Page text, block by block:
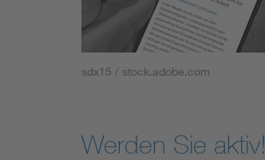
sdx15 / stock.adobe.com
Werden Sie aktiv!